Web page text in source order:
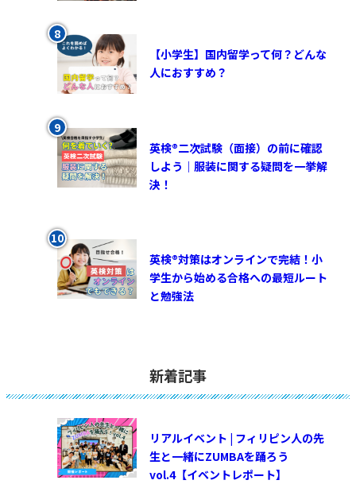
【小学生】国内留学って何？どんな
人におすすめ？
英検®︎二次試験（面接）の前に確認
しよう｜服装に関する疑問を一挙解
決！
英検®対策はオンラインで完結！小
学生から始める合格への最短ルート
と勉強法
新着記事
リアルイベント | フィリピン人の先
生と一緒にZUMBAを踊ろう
vol.4【イベントレポート】